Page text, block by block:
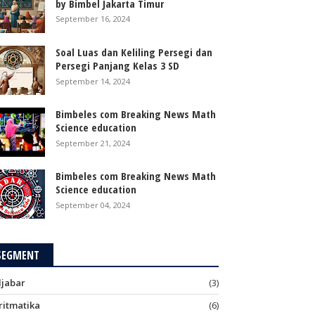
by Bimbel Jakarta Timur
September 16, 2024
Soal Luas dan Keliling Persegi dan
Persegi Panjang Kelas 3 SD
September 14, 2024
Bimbeles com Breaking News Math
Science education
September 21, 2024
Bimbeles com Breaking News Math
Science education
September 04, 2024
(3)
(6)